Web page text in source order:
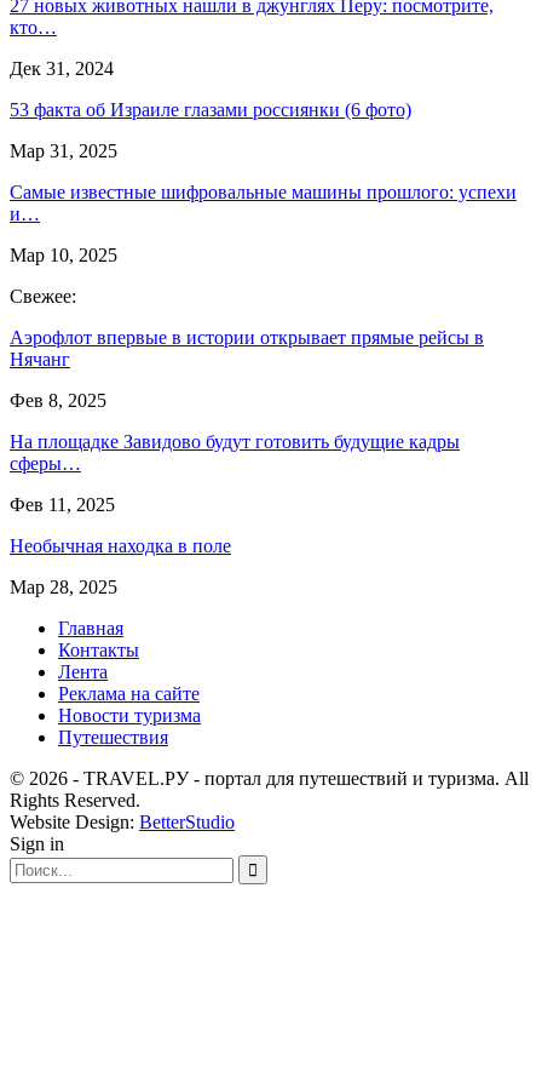
27 новых животных нашли в джунглях Перу: посмотрите,
кто…
Дек 31, 2024
53 факта об Израиле глазами россиянки (6 фото)
Мар 31, 2025
Самые известные шифровальные машины прошлого: успехи
и…
Мар 10, 2025
Свежее:
Аэрофлот впервые в истории открывает прямые рейсы в
Нячанг
Фев 8, 2025
На площадке Завидово будут готовить будущие кадры
сферы…
Фев 11, 2025
Необычная находка в поле
Мар 28, 2025
Главная
Контакты
Лента
Реклама на сайте
Новости туризма
Путешествия
© 2026 - TRAVEL.РУ - портал для путешествий и туризма. All
Rights Reserved.
Website Design: BetterStudio
Sign in